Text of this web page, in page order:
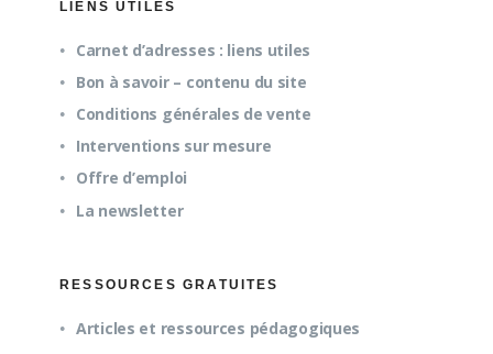
LIENS UTILES
Carnet d’adresses : liens utiles
Bon à savoir – contenu du site
Conditions générales de vente
Interventions sur mesure
Offre d’emploi
La newsletter
RESSOURCES GRATUITES
Articles et ressources pédagogiques